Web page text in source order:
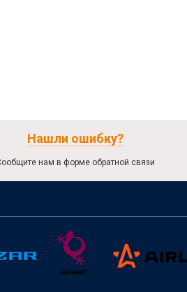
Нашли ошибку?
нам в форме обратной связи